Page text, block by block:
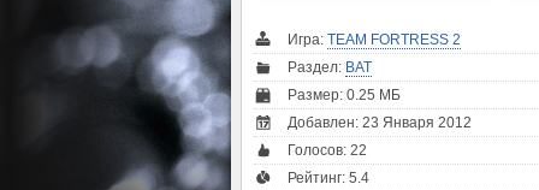
Игра: TEAM FORTRESS 2
Раздел: BAT
Размер: 0.25 МБ
Добавлен: 23 Января 2012
Голосов: 22
Рейтинг: 5.4